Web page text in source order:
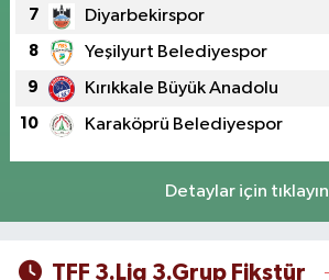
7 Diyarbekirspor
8 Yeşilyurt Belediyespor
9 Kırıkkale Büyük Anadolu
10 Karaköprü Belediyespor
Detaylar için tıklayın
TFF 3.Lig 3.Grup Fikstür